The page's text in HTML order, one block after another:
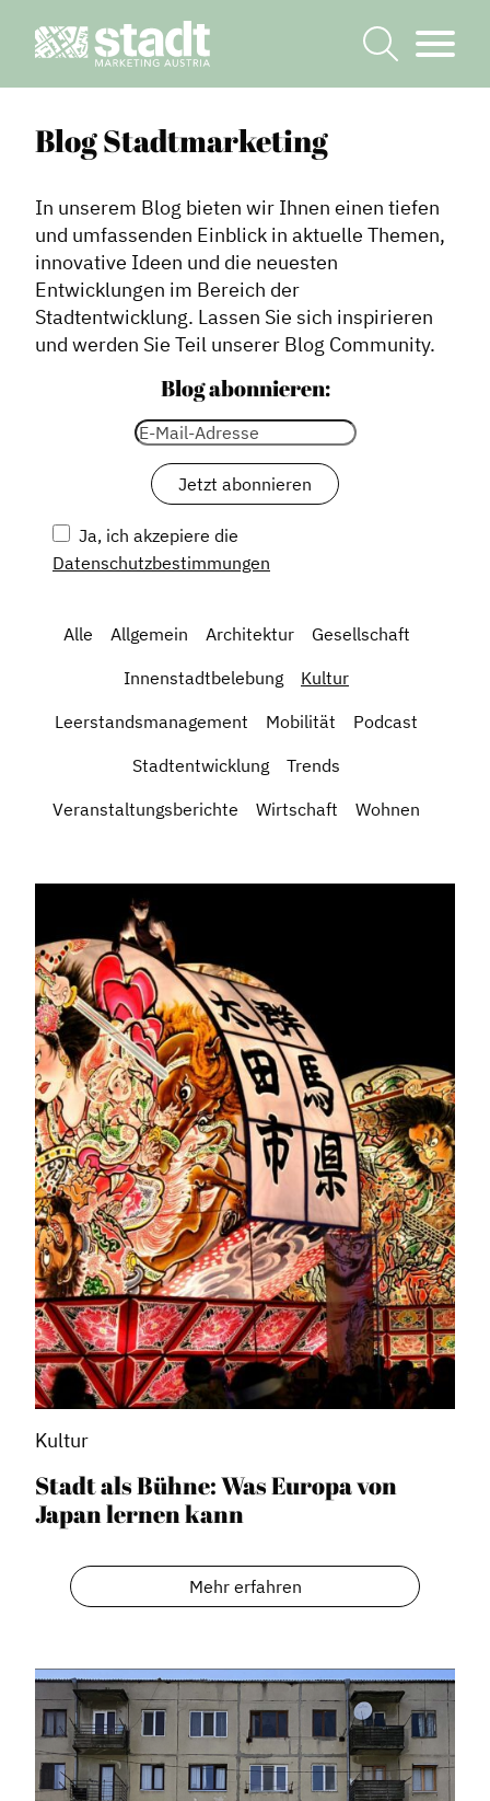
Blog Stadtmarketing
In unserem Blog bieten wir Ihnen einen tiefen
und umfassenden Einblick in aktuelle Themen,
innovative Ideen und die neuesten
Entwicklungen im Bereich der
Stadtentwicklung. Lassen Sie sich inspirieren
und werden Sie Teil unserer Blog Community.
Blog abonnieren:
Ja, ich akzepiere die
Datenschutzbestimmungen
Alle Allgemein Architektur
Gesellschaft
Innenstadtbelebung
Kultur
Leerstandsmanagement
Mobilität
Podcast
Stadtentwicklung
Trends
Veranstaltungsberichte
Wirtschaft Wohnen
Kultur
Stadt als Bühne: Was Europa von
Japan lernen kann
Mehr erfahren